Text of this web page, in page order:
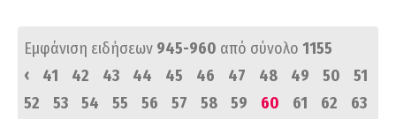
Εμφάνιση ειδήσεων 945-960 από σύνολο 1155
‹
41 42 43 44 45 46 47 48 49 50
51
52
53 54 55 56 57 58 59 60 61 62
63